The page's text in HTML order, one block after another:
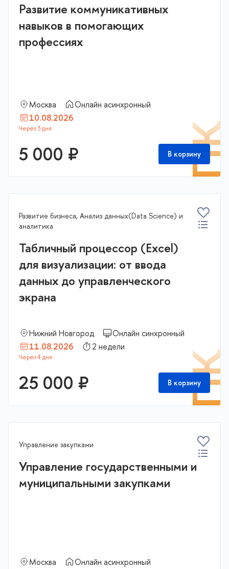
Развитие коммуникативных
навыков в помогающих
профессиях
Москва
Онлайн асинхронный
10.08.2026
5 000 ₽ В корзину
Развитие бизнеса, Анализ данных(Data Science) и
аналитика
Табличный процессор (Excel)
для визуализации: от ввода
данных до управленческого
экрана
Нижний Новгород
Онлайн синхронный
11.08.2026
2 недели
25 000 ₽ В корзину
Управление закупками
Управление государственными и
муниципальными закупками
Москва
Онлайн асинхронный